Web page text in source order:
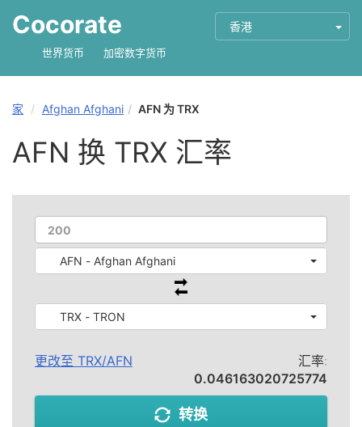
Cocorate 香港
世界货币 加密数字货币
家 Afghan Afghani AFN 为 TRX
AFN 换 TRX 汇率
AFN - Afghan Afghani
TRX - TRON
更改至 TRX/AFN
汇率:
0.046163020725774
转换